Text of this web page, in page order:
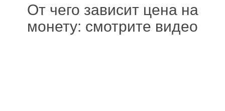
От чего зависит цена на
монету: смотрите видео